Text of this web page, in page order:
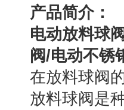
产品简介：
电动放料球
阀/电动不锈
在放料球阀
放料球阀是